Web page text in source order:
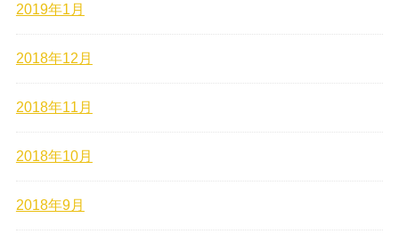
2019年1月
2018年12月
2018年11月
2018年10月
2018年9月